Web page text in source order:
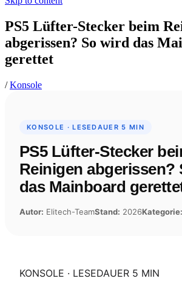
PS5 Lüfter-Stecker beim
abgerissen? So wird das
gerettet
/Konsole
KONSOLE · LESEDAUER 5 MIN
PS5 Lüfter-Stecker
Reinigen abgerissen?
das Mainboard
Autor: Elitech-TeamStand: 2026Kategorie:
KONSOLE · LESEDAUER 5 MIN